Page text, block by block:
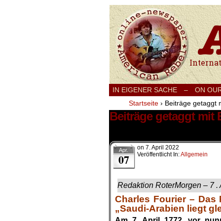
IN EIGENER SACHE – ON
Startseite › Beiträge getaggt
Beiträge getaggt mit
Apr.
07
on 7. April 2022
Veröffentlicht In:Allgemein
Redaktion RoterMorgen – 7 .
Charles Fourier – Das
„Saudi-Arabien liegt